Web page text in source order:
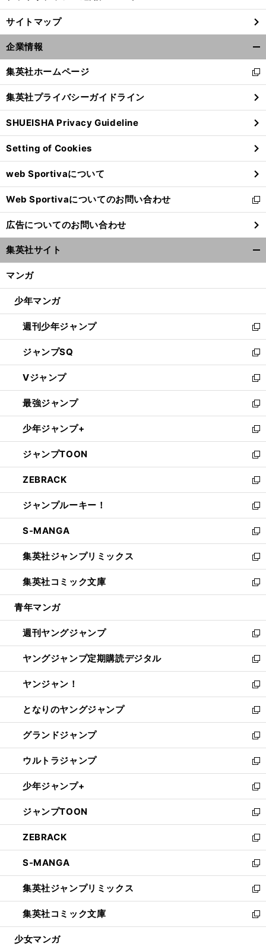
サイトマップ
企業情報
閉
る
集英社ホームページ
新
し
い
ウ
ィ
ン
ド
ウ
で
開
く
集英社プライバシーガイドライン
SHUEISHA Privacy Guideline
Setting of Cookies
web Sportivaについて
Web Sportivaについてのお問い合わせ
新
し
い
ウ
ィ
ン
ウ
開
く
広告についてのお問い合わせ
集英社サイト
マンガ
少年マンガ
週刊少年ジャンプ
新
し
い
ウ
ィ
ン
ド
ウ
で
開
く
ジャンプSQ
新
し
い
ウ
ィ
ン
ド
ウ
で
開
く
Vジャンプ
新
し
い
ウ
ィ
ン
ド
ウ
で
開
く
最強ジャンプ
新
し
い
ウ
ィ
ン
ド
ウ
で
開
く
少年ジャンプ+
新
し
い
ウ
ィ
ン
ド
ウ
で
開
く
ジャンプTOON
新
し
い
ウ
ィ
ン
ド
ウ
で
開
く
ZEBRACK
新
し
い
ウ
ィ
ン
ド
ウ
で
開
ジャンプルーキー！
新
し
い
ウ
ィ
ン
ド
ウ
開
く
S-MANGA
新
し
い
ウ
ィ
ン
ウ
で
開
く
集英社ジャンプリミックス
新
し
い
ウ
ン
ド
ウ
で
開
く
集英社コミック文庫
新
し
ウ
ィ
ン
ド
ウ
で
開
く
青年マンガ
週刊ヤングジャンプ
新
し
い
ウ
ィ
ン
ド
ウ
で
開
く
ヤングジャンプ定期購読デジタル
新
し
い
ウ
ィ
ン
ド
ウ
で
開
く
ヤンジャン！
新
し
い
ウ
ィ
ン
ド
ウ
で
開
く
となりのヤングジャンプ
新
し
い
ウ
ィ
ン
ド
ウ
で
開
く
グランドジャンプ
新
し
い
ウ
ィ
ン
ド
ウ
で
開
く
ウルトラジャンプ
新
し
い
ウ
ィ
ン
ド
ウ
で
開
く
少年ジャンプ+
新
し
い
ウ
ィ
ン
ド
ウ
で
開
く
ジャンプTOON
新
し
い
ウ
ィ
ン
ド
ウ
で
開
ZEBRACK
新
し
い
ウ
ィ
ン
ド
ウ
S-MANGA
新
し
い
ウ
ィ
ン
集英社ジャンプリミックス
新
し
い
ウ
集英社コミック文庫
新
し
少女マンガ